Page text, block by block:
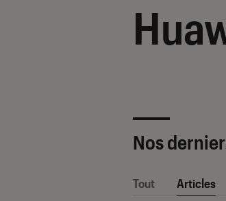
Nos
Tout Articles